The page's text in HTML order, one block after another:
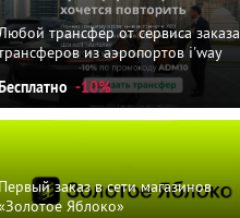
трансфер от сервиса заказа
из аэропортов i'way
-10%
Первый заказ в сети магазинов
Яблоко»